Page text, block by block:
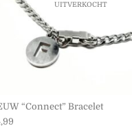
UITVERKOCHT
“Connect” Bracelet